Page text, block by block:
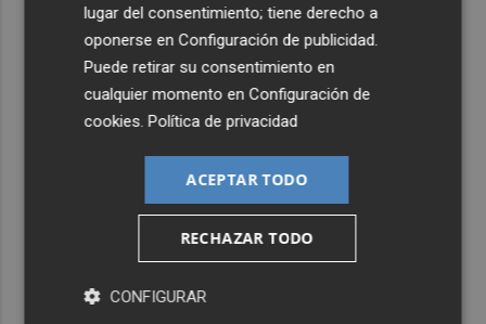
lugar del consentimiento; tiene derecho a
oponerse enConfiguración de publicidad
Puede retirar su consentimiento en
cualquier momento enConfiguración de
cookies .Política de privacidad
ACEPTAR TODO
RECHAZAR TODO
CONFIGURAR